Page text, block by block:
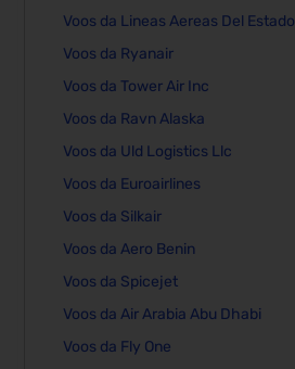
Voos da Lineas Aereas Del Estado
Voos da Ryanair
Voos da Tower Air Inc
Voos da Ravn Alaska
Voos da Uld Logistics Llc
Voos da Euroairlines
Voos da Silkair
Voos da Aero Benin
Voos da Spicejet
Voos da Air Arabia Abu Dhabi
Voos da Fly One